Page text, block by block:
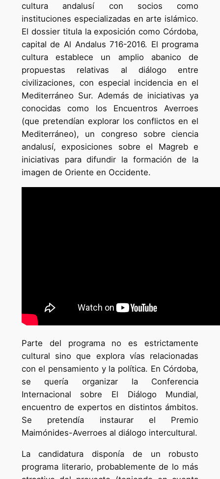
cultura andalusí con socios como
instituciones especializadas en arte islámico.
El dossier titula la exposición como Córdoba,
capital de Al Andalus 716-2016. El programa
cultura establece un amplio abanico de
propuestas relativas al diálogo entre
civilizaciones, con especial incidencia en el
Mediterráneo Sur. Además de iniciativas ya
conocidas como los Encuentros Averroes
(que pretendían explorar los conflictos en el
Mediterráneo), un congreso sobre ciencia
andalusí, exposiciones sobre el Magreb e
iniciativas para difundir la formación de la
imagen de Oriente en Occidente.
Parte del programa no es estrictamente
cultural sino que explora vías relacionadas
con el pensamiento y la política. En Córdoba,
se quería organizar la Conferencia
Internacional sobre El Diálogo Mundial,
encuentro de expertos en distintos ámbitos.
Se pretendía instaurar el Premio
Maimónides-Averroes al diálogo intercultural.
La candidatura disponía de un robusto
programa literario, probablemente de lo más